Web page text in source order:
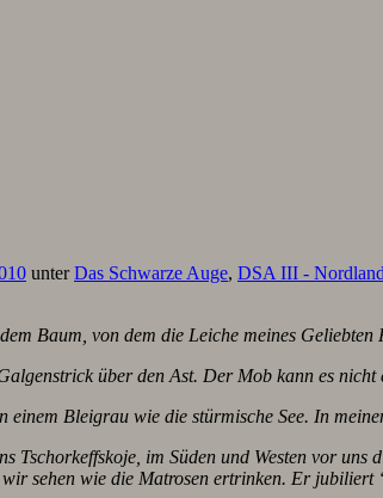
unterDas Schwarze Auge, DSA III -
Baum, von dem die Leiche meines
über den Ast. Der Mob kann es
Bleigrau wie die stürmische See. In
Tschorkeffskoje, im Süden und Westen vor
sehen wie die Matrosen ertrinken. Er